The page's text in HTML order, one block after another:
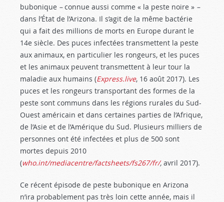
bubonique –connue aussi comme « la peste noire » –
dans l’État de l’Arizona. Il s’agit de la même bactérie
qui a fait des millions de morts en Europe durant le
14e siècle. Des puces infectées transmettent la peste
aux animaux, en particulier les rongeurs, et les puces
et les animaux peuvent transmettent à leur tour la
maladie aux humains (Express.live, 16 août 2017). Les
puces et les rongeurs transportant des formes de la
peste sont communs dans les régions rurales du Sud-
Ouest américain et dans certaines parties de l’Afrique,
de l’Asie et de l’Amérique du Sud. Plusieurs milliers de
personnes ont été infectées et plus de 500 sont
mortes depuis 2010
(who.int/mediacentre/factsheets/fs267/fr/, avril 2017).
Ce récent épisode de peste bubonique en Arizona
n’ira probablement pas très loin cette année, mais il